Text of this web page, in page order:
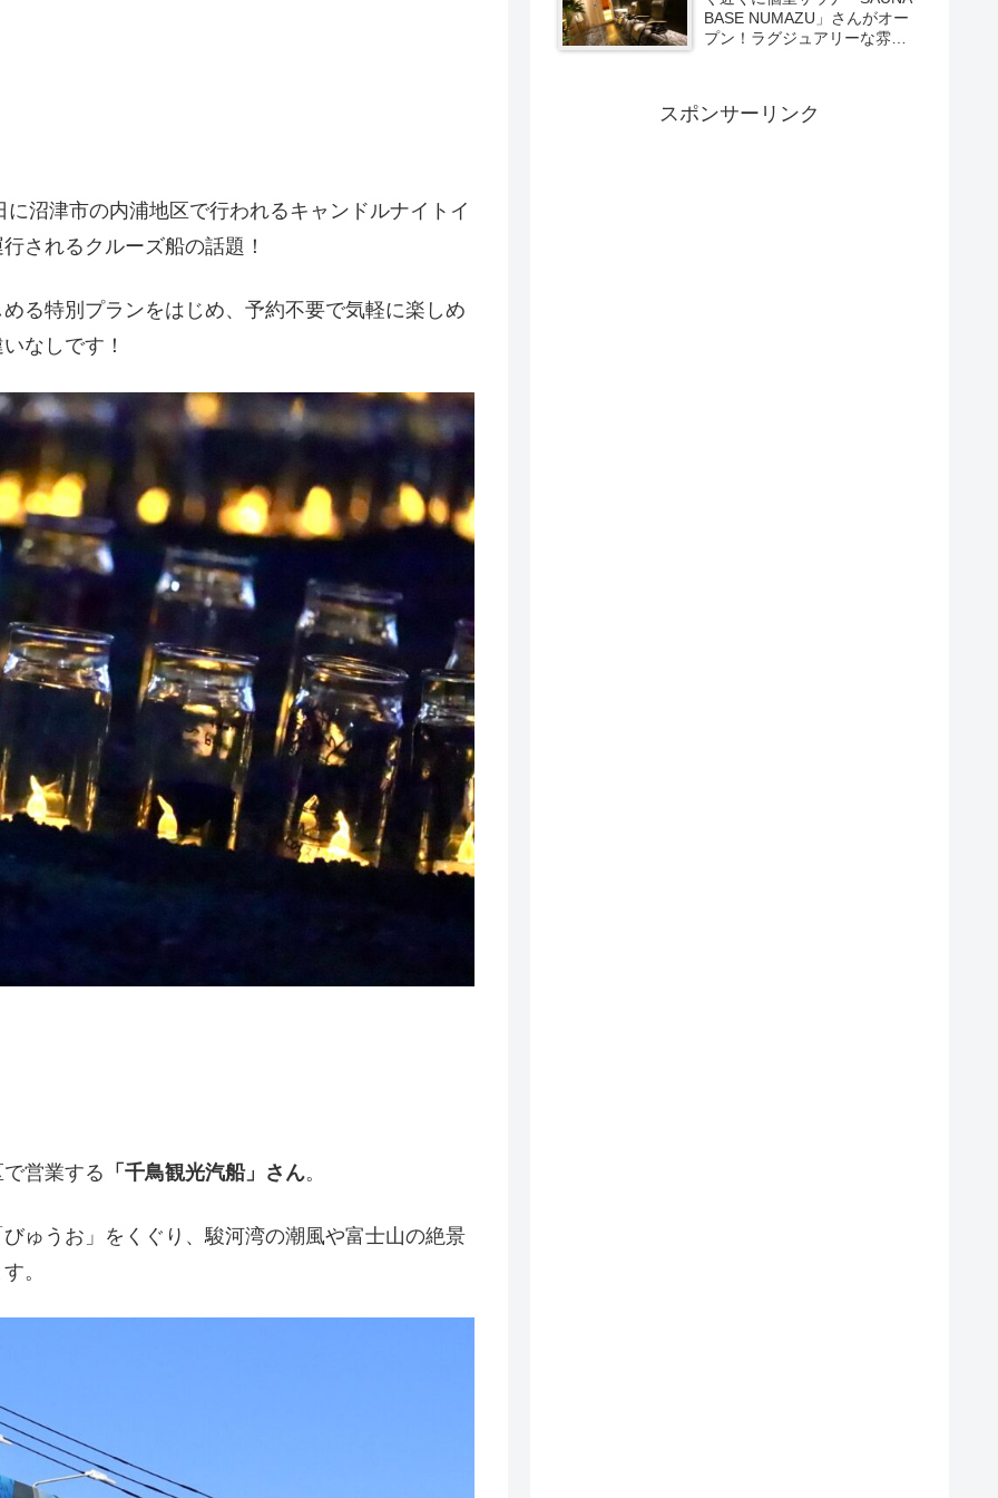
沼津市の内浦地区で行われるキャンドルナイトイ
されるクルーズ船の話題！
る特別プランをはじめ、予約不要で気軽に楽しめ
なしです！
営業する 「千鳥観光汽船」さん。
ゅうお」をくぐり、駿河湾の潮風や富士山の絶景
。
BASE NUMAZU」さんがオー
プン！ラグジュアリーな雰囲
スポンサーリンク